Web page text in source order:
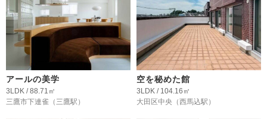
アールの美学
3LDK / 88.71㎡
三鷹市下連雀 （三鷹駅）
空を秘めた館
3LDK / 104.16㎡
大田区中央 （西馬込駅）